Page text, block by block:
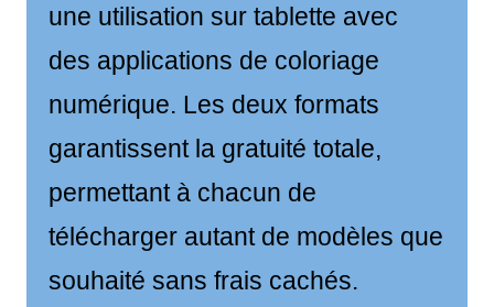
une utilisation sur tablette avec
des applications de coloriage
numérique. Les deux formats
garantissent la gratuité totale,
permettant à chacun de
télécharger autant de modèles que
souhaité sans frais cachés.